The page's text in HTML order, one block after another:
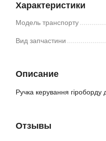
Характеристики
Модель транспорту
Вид запчастини
Описание
Ручка керування
Отзывы